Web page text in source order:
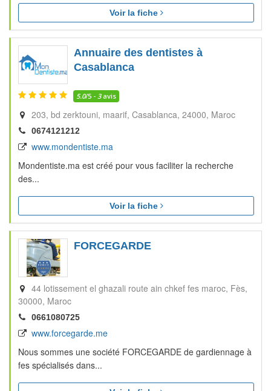
Voir la fiche
Annuaire des dentistes à
Casablanca
5.0/5 - 3avis
203, bd zerktouni, maarif Casablanca 24000 Maroc
0674121212
www.mondentiste.ma
Mondentiste.ma est créé pour vous faciliter la recherche
des...
Voir la fiche
FORCEGARDE
44 lotissement el ghazali route ain chkef fes maroc Fès
30000 Maroc
0661080725
www.forcegarde.me
Nous sommes une société FORCEGARDE de gardiennage à
fes spécialisés dans...